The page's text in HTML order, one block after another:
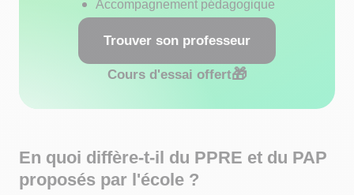
Accompagnement pédagogique
Trouver son professeur
Cours d'essai offert🎁
En quoi diffère-t-il du PPRE et du PAP
proposés par l'école ?